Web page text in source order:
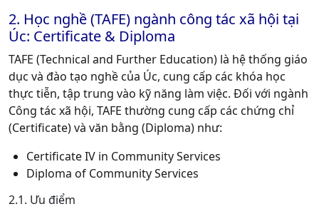
2. Học nghề (TAFE) ngành công tác xã hội tại
Úc: Certificate & Diploma
TAFE (Technical and Further Education) là hệ thống giáo
dục và đào tạo nghề của Úc, cung cấp các khóa học
thực tiễn, tập trung vào kỹ năng làm việc. Đối với ngành
Công tác xã hội, TAFE thường cung cấp các chứng chỉ
(Certificate) và văn bằng (Diploma) như:
Certificate IV in Community Services
Diploma of Community Services
2.1. Ưu điểm